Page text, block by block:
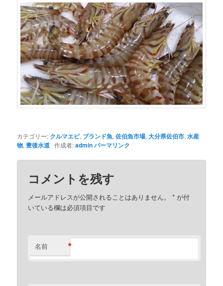
カテゴリー: クルマエビ, ブランド魚,佐伯魚市場,大分県佐伯市,水産
物, 豊後水道 作成者:adminパーマリンク
コメントを残す
メールアドレスが公開されることはありません。 * が付
いている欄は必須項目です
名前 *